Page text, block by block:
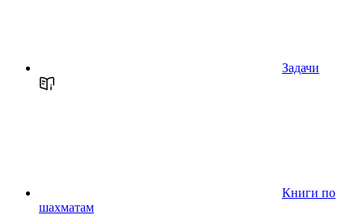
Задачи
Книги по
шахматам